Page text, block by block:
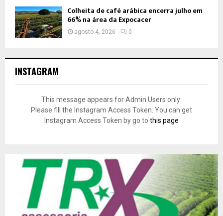
Colheita de café arábica encerra julho em
66% na área da Expocacer
agosto 4, 2026 0
INSTAGRAM
This message appears for Admin Users only:
Please fill the Instagram Access Token. You can get
Instagram Access Token by go to this page